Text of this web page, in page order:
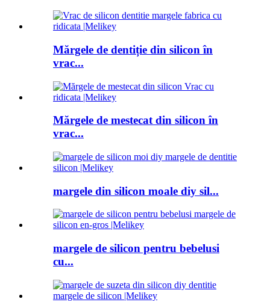
Mărgele de dentiție din silicon în
vrac...
Mărgele de mestecat din silicon în
vrac...
margele din silicon moale diy sil...
margele de silicon pentru bebelusi
cu...